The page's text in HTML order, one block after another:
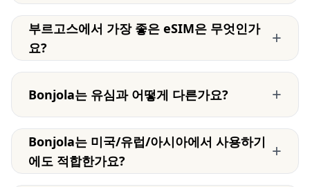
부르고스에서 가장 좋은 eSIM은 무엇인가
요?
+
Bonjola는 유심과 어떻게 다른가요? +
Bonjola는 미국/유럽/아시아에서 사용하기
에도 적합한가요?
+